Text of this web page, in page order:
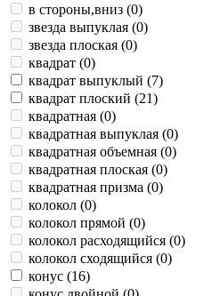
в стороны,вниз (0)
звезда выпуклая (0)
звезда плоская (0)
квадрат (0)
квадрат выпуклый (7)
квадрат плоский (21)
квадратная (0)
квадратная выпуклая (0)
квадратная объемная (0)
квадратная плоская (0)
квадратная призма (0)
колокол (0)
колокол прямой (0)
колокол расходящийся (0)
колокол сходящийся (0)
конус (16)